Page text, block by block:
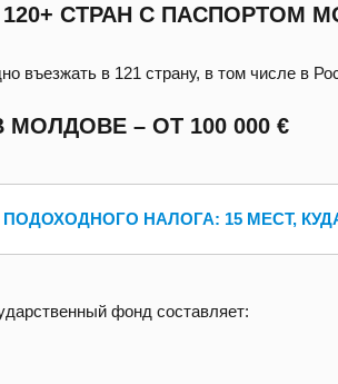
СТРАН С ПАСПОРТОМ
въезжать в 121 страну, в том числе в
– ОТ 100 000 €
НАЛОГА: 15 МЕСТ,
фонд составляет: